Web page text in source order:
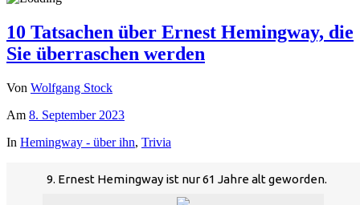
10 Tatsachen über Ernest Hemingway, die
Sie überraschen werden
Von Wolfgang Stock
Am 8. September 2023
In Hemingway - über ihn, Trivia
9. Ernest Hemingway ist nur 61 Jahre alt geworden.